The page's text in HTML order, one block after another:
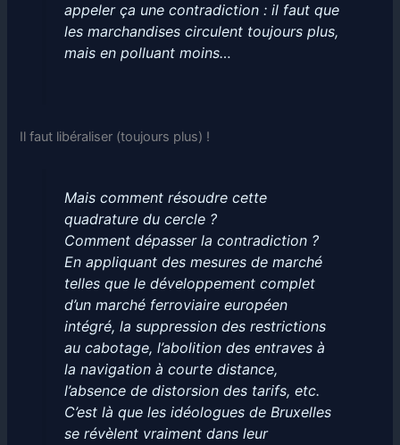
appeler ça une contradiction : il faut que
les marchandises circulent toujours plus,
mais en polluant moins…
Il faut libéraliser (toujours plus) !
Mais comment résoudre cette
quadrature du cercle ?
Comment dépasser la contradiction ?
En appliquant des mesures de marché
telles que le développement complet
d’un marché ferroviaire européen
intégré, la suppression des restrictions
au cabotage, l’abolition des entraves à
la navigation à courte distance,
l’absence de distorsion des tarifs, etc.
C’est là que les idéologues de Bruxelles
se révèlent vraiment dans leur